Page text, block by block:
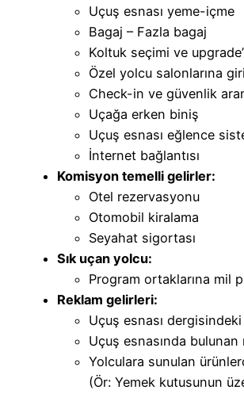
Uçuş esnası yeme-içme
Bagaj – Fazla bagaj
Koltuk seçimi ve
Özel yolcu salonlarına
Check-in ve güvenlik
Uçağa erken biniş
Uçuş esnası eğlence
İnternet bağlantısı
Komisyon temelli gelirler:
Otel rezervasyonu
Otomobil kiralama
Seyahat sigortası
Sık uçan yolcu:
Program ortaklarına mil
Reklam gelirleri:
Uçuş esnası
Uçuş esnasında bulunan
Yolculara sunulan
(Ör: Yemek kutusunun